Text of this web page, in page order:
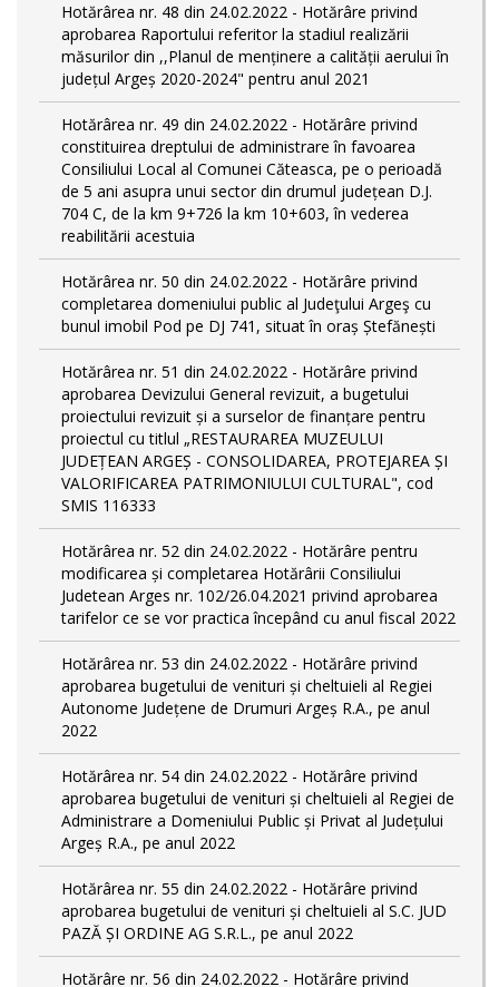
Hotărârea nr. 48 din 24.02.2022 - Hotărâre privind
aprobarea Raportului referitor la stadiul realizării
măsurilor din ,,Planul de menținere a calității aerului în
județul Argeș 2020-2024" pentru anul 2021
Hotărârea nr. 49 din 24.02.2022 - Hotărâre privind
constituirea dreptului de administrare în favoarea
Consiliului Local al Comunei Căteasca, pe o perioadă
de 5 ani asupra unui sector din drumul județean D.J.
704 C, de la km 9+726 la km 10+603, în vederea
reabilitării acestuia
Hotărârea nr. 50 din 24.02.2022 - Hotărâre privind
completarea domeniului public al Judeţului Argeş cu
bunul imobil Pod pe DJ 741, situat în oraș Ștefănești
Hotărârea nr. 51 din 24.02.2022 - Hotărâre privind
aprobarea Devizului General revizuit, a bugetului
proiectului revizuit și a surselor de finanțare pentru
proiectul cu titlul „RESTAURAREA MUZEULUI
JUDEȚEAN ARGEȘ - CONSOLIDAREA, PROTEJAREA ȘI
VALORIFICAREA PATRIMONIULUI CULTURAL", cod
SMIS 116333
Hotărârea nr. 52 din 24.02.2022 - Hotărâre pentru
modificarea și completarea Hotărârii Consiliului
Judetean Arges nr. 102/26.04.2021 privind aprobarea
tarifelor ce se vor practica începând cu anul fiscal 2022
Hotărârea nr. 53 din 24.02.2022 - Hotărâre privind
aprobarea bugetului de venituri și cheltuieli al Regiei
Autonome Județene de Drumuri Argeș R.A., pe anul
2022
Hotărârea nr. 54 din 24.02.2022 - Hotărâre privind
aprobarea bugetului de venituri și cheltuieli al Regiei de
Administrare a Domeniului Public și Privat al Județului
Argeș R.A., pe anul 2022
Hotărârea nr. 55 din 24.02.2022 - Hotărâre privind
aprobarea bugetului de venituri și cheltuieli al S.C. JUD
PAZĂ ȘI ORDINE AG S.R.L., pe anul 2022
Hotărâre nr. 56 din 24.02.2022 - Hotărâre privind